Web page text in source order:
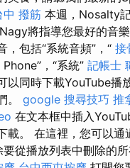
中 撥筋 本週，Nosalty
將指導您最好的音
，包括“系統音頻”，“ 接
Phone”，“系統” 記帳士
以同時下載YouTube播
。 google 搜尋技巧 推
在文本框中插入
載。 在這裡，您可以通
從播放列表中刪除的所